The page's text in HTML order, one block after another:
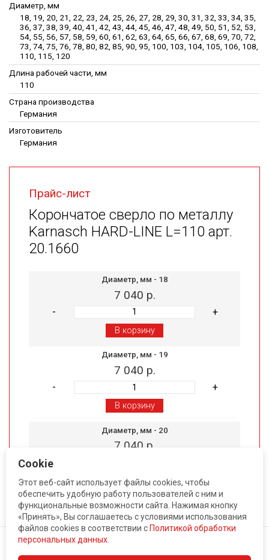
Диаметр, мм
18, 19, 20, 21, 22, 23, 24, 25, 26, 27, 28, 29, 30, 31, 32, 33, 34, 35,
36, 37, 38, 39, 40, 41, 42, 43, 44, 45, 46, 47, 48, 49, 50, 51, 52, 53,
54, 55, 56, 57, 58, 59, 60, 61, 62, 63, 64, 65, 66, 67, 68, 69, 70, 72,
73, 74, 75, 76, 78, 80, 82, 85, 90, 95, 100, 103, 104, 105, 106, 108,
110, 115, 120
Длина рабочей части, мм
110
Страна производства
Германия
Изготовитель
Германия
Прайс-лист
Корончатое сверло по металлу
Karnasch HARD-LINE L=110 арт.
20.1660
Диаметр, мм - 18
7 040 р.
- +
Диаметр, мм - 19
7 040 р.
- +
Диаметр, мм - 20
7 040 р.
-
Диаметр, мм -21
7 040 р.
-
Показать все артикулы
© 2009-2026 ИнстЛайн. Все права защищены.
Cookie
Этот веб-сайт использует файлы cookies, чтобы
обеспечить удобную работу пользователей с ним и
функциональные возможности сайта. Нажимая кнопку
«Принять», Вы соглашаетесь с условиями использования
файлов cookies в соответствии c Политикой обработки
персональных данных